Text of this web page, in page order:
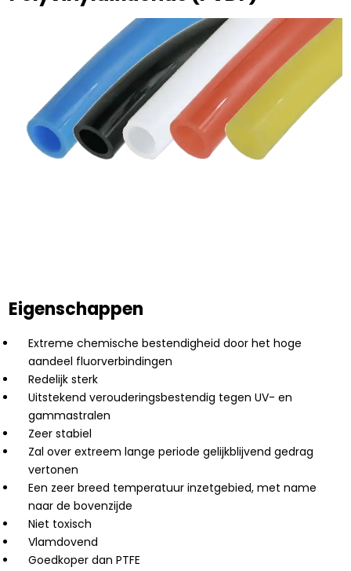
Eigenschappen
Extreme chemische bestendigheid door het hoge
aandeel fluorverbindingen
Redelijk sterk
Uitstekend verouderingsbestendig tegen UV- en
gammastralen
Zeer stabiel
Zal over extreem lange periode gelijkblijvend gedrag
vertonen
Een zeer breed temperatuur inzetgebied, met name
naar de bovenzijde
Niet toxisch
Vlamdovend
Goedkoper dan PTFE